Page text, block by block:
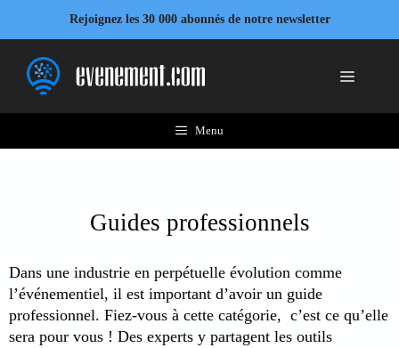
contenu
Rejoignez les 30 000 abonnés de notre newsletter
Menu
Menu
Guides professionnels
Dans une industrie en perpétuelle évolution comme
l’événementiel, il est important d’avoir un guide
professionnel. Fiez-vous à cette catégorie, c’est ce qu’elle
sera pour vous ! Des experts y partagent les outils